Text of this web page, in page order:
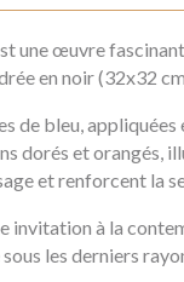
une œuvre
en noir (32x32
de bleu,
dorés et orangés,
et renforcent la
invitation à la
les derniers